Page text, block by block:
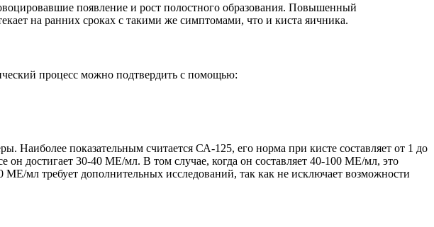
появление и рост полостного образования. Повышенный
на ранних сроках с такими же симптомами, что и киста яичника.
процесс можно подтвердить с помощью:
Наиболее показательным считается СА-125, его норма при кисте составляет от 1 до
достигает 30-40 МЕ/мл. В том случае, когда он составляет 40-100 МЕ/мл, это
мл требует дополнительных исследований, так как не исключает возможности